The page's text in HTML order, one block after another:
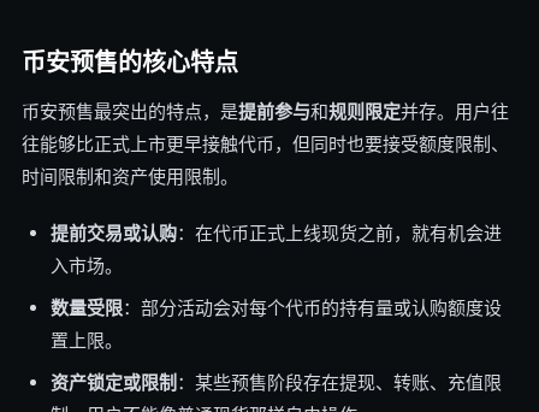
币安预售的核心特点
币安预售最突出的特点，是提前参与和规则限定并存。用户往
往能够比正式上市更早接触代币，但同时也要接受额度限制、
时间限制和资产使用限制。
提前交易或认购：在代币正式上线现货之前，就有机会进
入市场。
数量受限：部分活动会对每个代币的持有量或认购额度设
置上限。
资产锁定或限制 ：某些预售阶段存在提现、转账、充值限